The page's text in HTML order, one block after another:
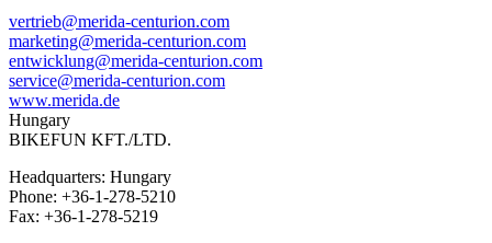
vertrieb@merida-centurion.com
marketing@merida-centurion.com
entwicklung@merida-centurion.com
service@merida-centurion.com
www.merida.de
Hungary
BIKEFUN KFT./LTD.
Headquarters: Hungary
Phone: +36-1-278-5210
Fax: +36-1-278-5219